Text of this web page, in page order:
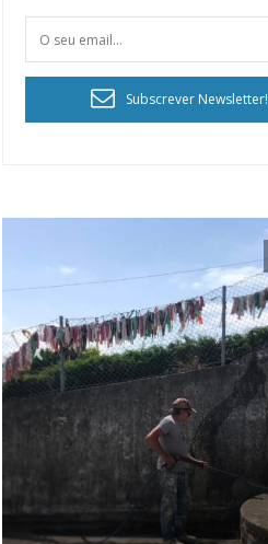
Subscrever Newsletter!